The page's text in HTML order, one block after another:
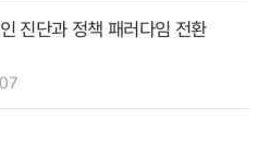
진단과 정책 패러다임 전환